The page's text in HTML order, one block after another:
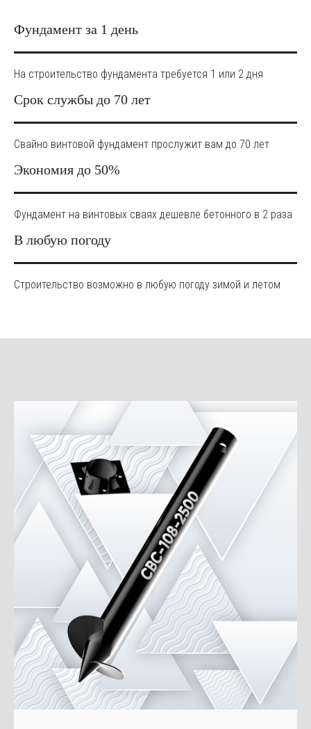
Фундамент за 1 день
На строительство фундамента требуется 1 или 2 дня
Срок службы до 70 лет
Свайно винтовой фундамент прослужит вам до 70 лет
Экономия до 50%
Фундамент на винтовых сваях дешевле бетонного в 2 раза
В любую погоду
Строительство возможно в любую погоду зимой и летом